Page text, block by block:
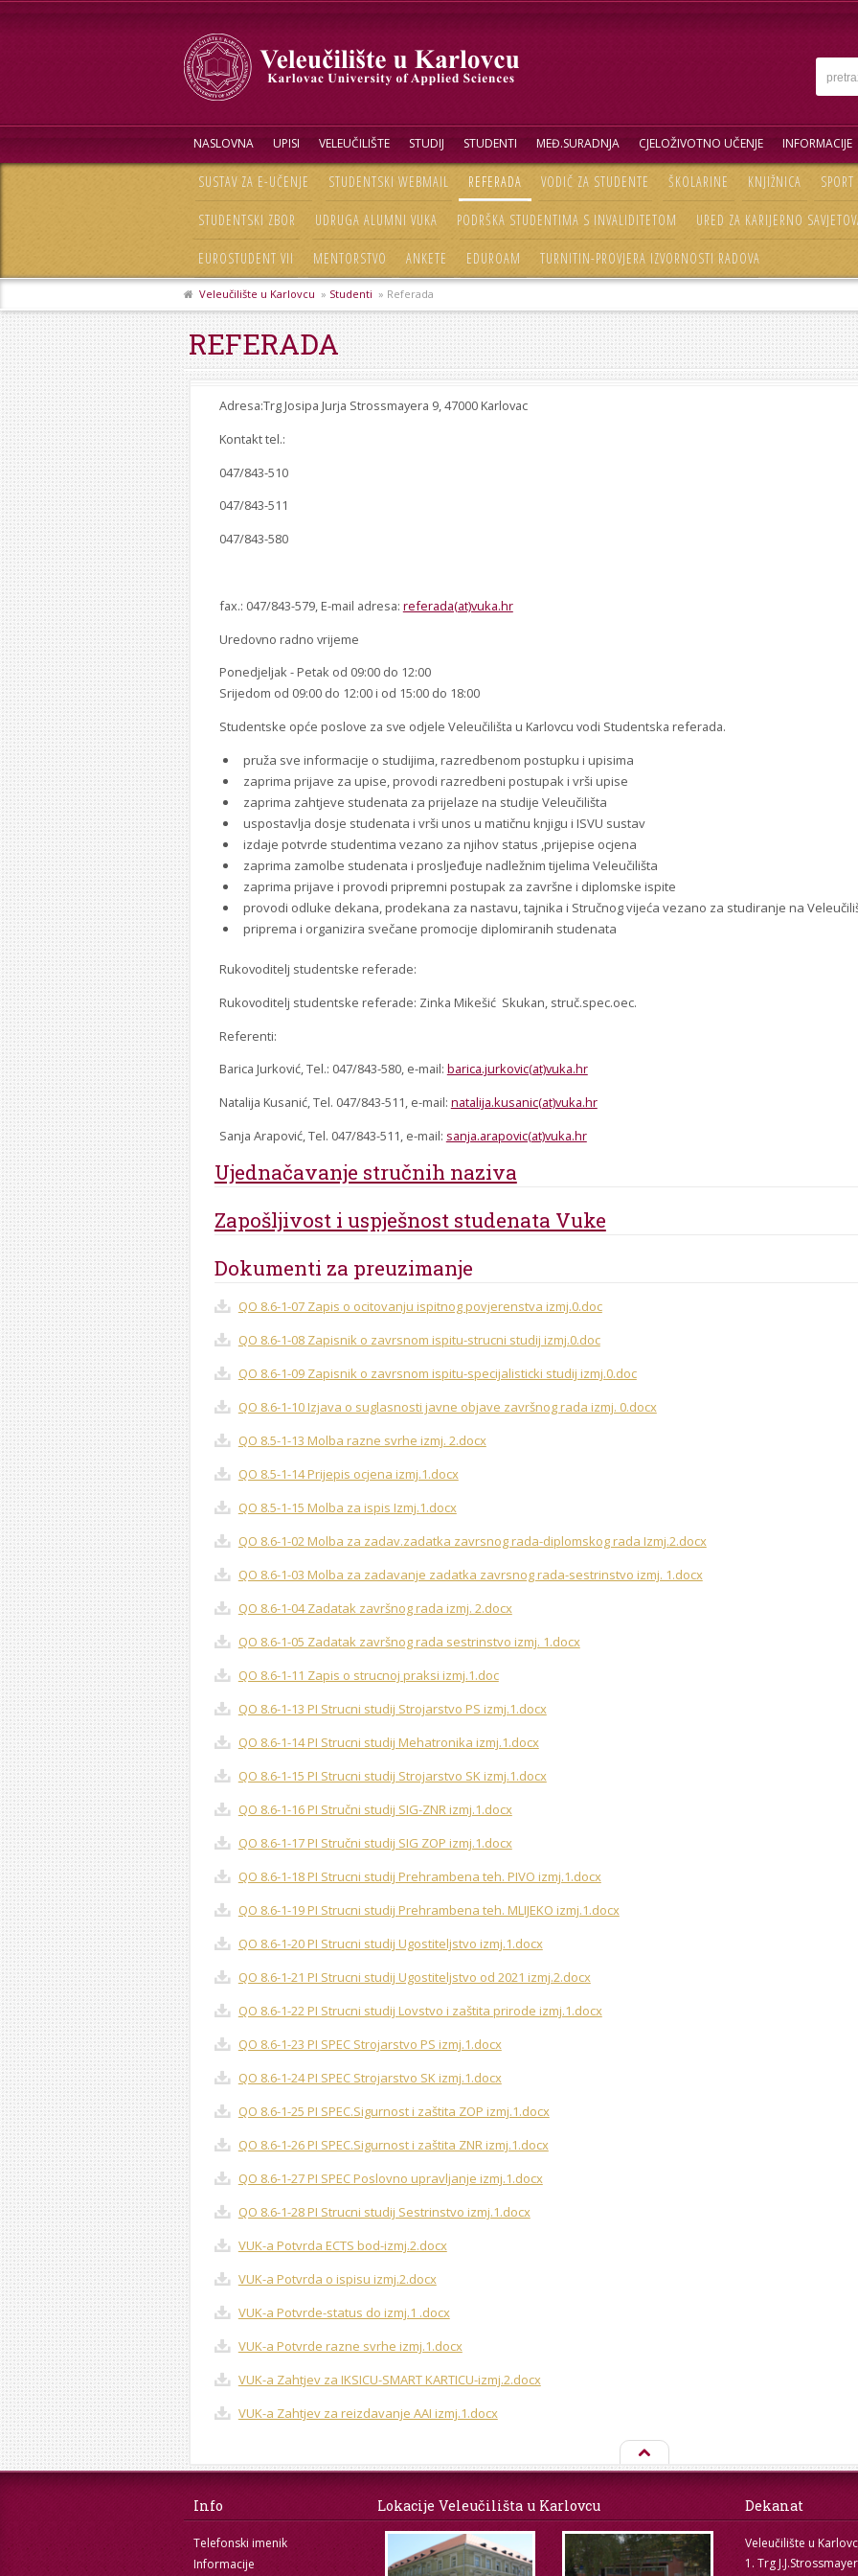
NASLOVNA UPISI VELEUČILIŠTE STUDIJ STUDENTI MEĐ.SURADNJA CJELOŽIVOTNO UČENJE INFORMACIJE
SUSTAV ZA E-UČENJE STUDENTSKI WEBMAIL REFERADA VODIČ ZA STUDENTE ŠKOLARINE KNJIŽNICA SPORT
STUDENTSKI ZBOR UDRUGA ALUMNI VUKA PODRŠKA STUDENTIMA S INVALIDITETOM URED ZA KARIJERNO
EUROSTUDENT VII MENTORSTVO ANKETE EDUROAM TURNITIN-PROVJERA IZVORNOSTI RADOVA
Veleučilište u Karlovcu » Studenti » Referada
REFERADA
Adresa:Trg Josipa Jurja Strossmayera 9, 47000 Karlovac
Kontakt tel.:
047/843-510
047/843-511
047/843-580
fax.: 047/843-579, E-mail adresa: referada(at)vuka.hr
Uredovno radno vrijeme
Ponedjeljak - Petak od 09:00 do 12:00
Srijedom od 09:00 do 12:00 i od 15:00 do 18:00
Studentske opće poslove za sve odjele Veleučilišta u Karlovcu vodi Studentska referada.
pruža sve informacije o studijima, razredbenom postupku i upisima
zaprima prijave za upise, provodi razredbeni postupak i vrši upise
zaprima zahtjeve studenata za prijelaze na studije Veleučilišta
uspostavlja dosje studenata i vrši unos u matičnu knjigu i ISVU sustav
izdaje potvrde studentima vezano za njihov status ,prijepise ocjena
zaprima zamolbe studenata i prosljeđuje nadležnim tijelima Veleučilišta
zaprima prijave i provodi pripremni postupak za završne i diplomske ispite
provodi odluke dekana, prodekana za nastavu, tajnika i Stručnog vijeća vezano za studiranje na
priprema i organizira svečane promocije diplomiranih studenata
Rukovoditelj studentske referade:
Rukovoditelj studentske referade: Zinka Mikešić Skukan, struč.spec.oec.
Referenti:
Barica Jurković, Tel.: 047/843-580, e-mail: barica.jurkovic(at)vuka.hr
Natalija Kusanić, Tel. 047/843-511, e-mail: natalija.kusanic(at)vuka.hr
Sanja Arapović, Tel. 047/843-511, e-mail: sanja.arapovic(at)vuka.hr
Ujednačavanje stručnih naziva
Zapošljivost i uspješnost studenata Vuke
Dokumenti za preuzimanje
QO 8.6-1-07 Zapis o ocitovanju ispitnog povjerenstva izmj.0.doc
QO 8.6-1-08 Zapisnik o zavrsnom ispitu-strucni studij izmj.0.doc
QO 8.6-1-09 Zapisnik o zavrsnom ispitu-specijalisticki studij izmj.0.doc
QO 8.6-1-10 Izjava o suglasnosti javne objave završnog rada izmj. 0.docx
QO 8.5-1-13 Molba razne svrhe izmj. 2.docx
QO 8.5-1-14 Prijepis ocjena izmj.1.docx
QO 8.5-1-15 Molba za ispis Izmj.1.docx
QO 8.6-1-02 Molba za zadav.zadatka zavrsnog rada-diplomskog rada Izmj.2.docx
QO 8.6-1-03 Molba za zadavanje zadatka zavrsnog rada-sestrinstvo izmj. 1.docx
QO 8.6-1-04 Zadatak završnog rada izmj. 2.docx
QO 8.6-1-05 Zadatak završnog rada sestrinstvo izmj. 1.docx
QO 8.6-1-11 Zapis o strucnoj praksi izmj.1.doc
QO 8.6-1-13 PI Strucni studij Strojarstvo PS izmj.1.docx
QO 8.6-1-14 PI Strucni studij Mehatronika izmj.1.docx
QO 8.6-1-15 PI Strucni studij Strojarstvo SK izmj.1.docx
QO 8.6-1-16 PI Stručni studij SIG-ZNR izmj.1.docx
QO 8.6-1-17 PI Stručni studij SIG ZOP izmj.1.docx
QO 8.6-1-18 PI Strucni studij Prehrambena teh. PIVO izmj.1.docx
QO 8.6-1-19 PI Strucni studij Prehrambena teh. MLIJEKO izmj.1.docx
QO 8.6-1-20 PI Strucni studij Ugostiteljstvo izmj.1.docx
QO 8.6-1-21 PI Strucni studij Ugostiteljstvo od 2021 izmj.2.docx
QO 8.6-1-22 PI Strucni studij Lovstvo i zaštita prirode izmj.1.docx
QO 8.6-1-23 PI SPEC Strojarstvo PS izmj.1.docx
QO 8.6-1-24 PI SPEC Strojarstvo SK izmj.1.docx
QO 8.6-1-25 PI SPEC.Sigurnost i zaštita ZOP izmj.1.docx
QO 8.6-1-26 PI SPEC.Sigurnost i zaštita ZNR izmj.1.docx
QO 8.6-1-27 PI SPEC Poslovno upravljanje izmj.1.docx
QO 8.6-1-28 PI Strucni studij Sestrinstvo izmj.1.docx
VUK-a Potvrda ECTS bod-izmj.2.docx
VUK-a Potvrda o ispisu izmj.2.docx
VUK-a Potvrde-status do izmj.1 .docx
VUK-a Potvrde razne svrhe izmj.1.docx
VUK-a Zahtjev za IKSICU-SMART KARTICU-izmj.2.docx
VUK-a Zahtjev za reizdavanje AAI izmj.1.docx
Info
Telefonski imenik
Informacije
Lokacije Veleučilišta u Karlovcu Dekanat
Veleučilište u
1. Trg